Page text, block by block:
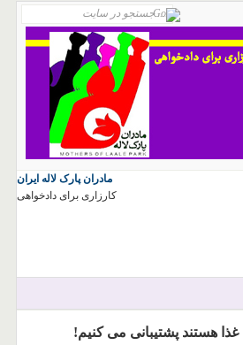
مادران پارک لاله ایران
کارزاری برای دادخواهی
هستند پشتیبانی می کنیم!